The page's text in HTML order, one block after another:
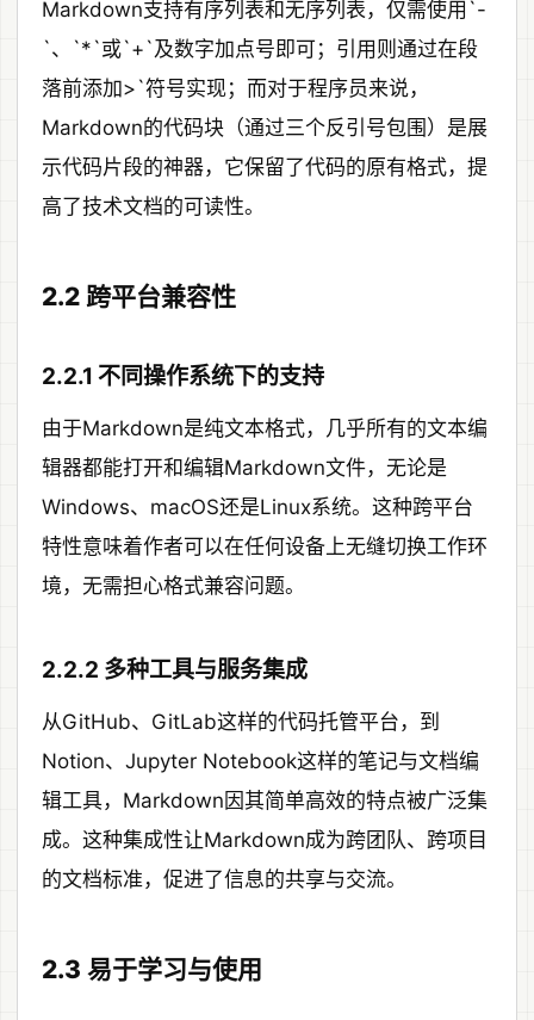
Markdown支持有序列表和无序列表，仅需使用`-
`、`*`或`+`及数字加点号即可；引用则通过在段
落前添加>`符号实现；而对于程序员来说，
Markdown的代码块（通过三个反引号包围）是展
示代码片段的神器，它保留了代码的原有格式，提
高了技术文档的可读性。
2.2 跨平台兼容性
2.2.1 不同操作系统下的支持
由于Markdown是纯文本格式，几乎所有的文本编
辑器都能打开和编辑Markdown文件，无论是
Windows、macOS还是Linux系统。这种跨平台
特性意味着作者可以在任何设备上无缝切换工作环
境，无需担心格式兼容问题。
2.2.2 多种工具与服务集成
从GitHub、GitLab这样的代码托管平台，到
Notion、Jupyter Notebook这样的笔记与文档编
辑工具，Markdown因其简单高效的特点被广泛集
成。这种集成性让Markdown成为跨团队、跨项目
的文档标准，促进了信息的共享与交流。
2.3 易于学习与使用